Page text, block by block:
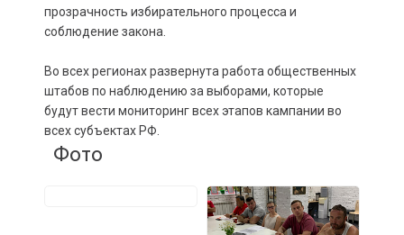
прозрачность избирательного процесса и
соблюдение закона.
Во всех регионах развернута работа общественных
штабов по наблюдению за выборами, которые
будут вести мониторинг всех этапов кампании во
всех субъектах РФ.
Фото